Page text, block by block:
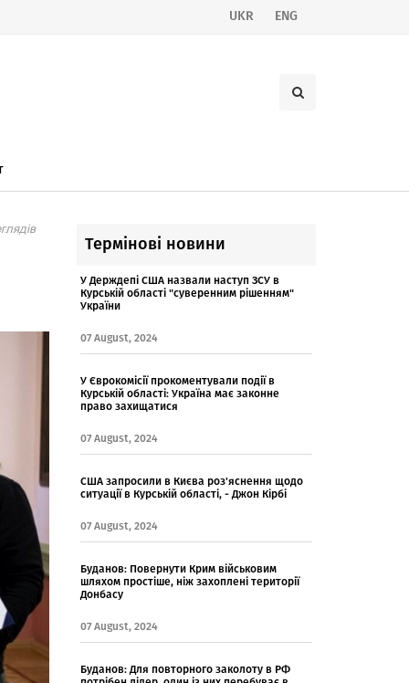
UKR ENG
Термінові новини
У Держдепі США назвали наступ ЗСУ в
Курській області "суверенним рішенням"
України
07 August, 2024
У Єврокомісії прокоментували події в
Курській області: Україна має законне
право захищатися
07 August, 2024
США запросили в Києва роз'яснення щодо
ситуації в Курській області, - Джон Кірбі
07 August, 2024
Буданов: Повернути Крим військовим
шляхом простіше, ніж захоплені території
Донбасу
07 August, 2024
Буданов: Для повторного заколоту в РФ